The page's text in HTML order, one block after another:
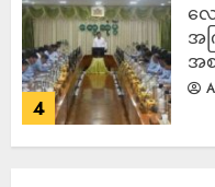
4
လ
အ
အ